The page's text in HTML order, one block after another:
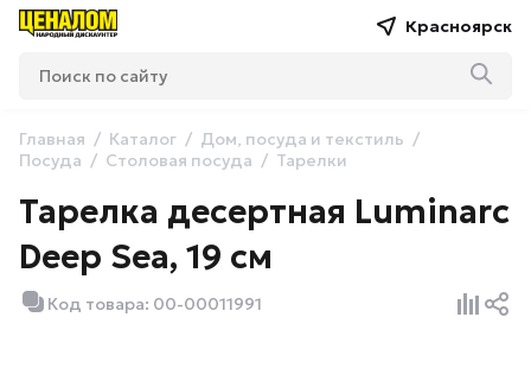
Красноярск
Главная Каталог
Дом, посуда и текстиль
Посуда
Столовая посуда Тарелки
Тарелка десертная Luminarc
Deep Sea, 19 см
Код товара: 00-00011991